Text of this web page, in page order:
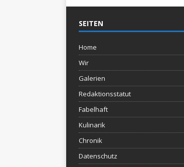
SEITEN
Home
Wir
Galerien
Redaktionsstatut
Fabelhaft
Kulinarik
Chronik
Datenschutz